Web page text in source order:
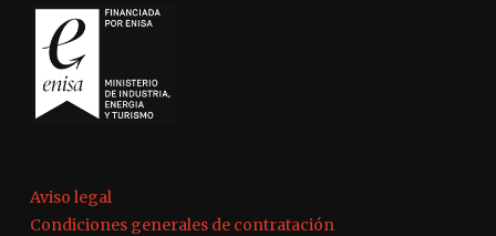
Aviso legal
Condiciones generales de contratación